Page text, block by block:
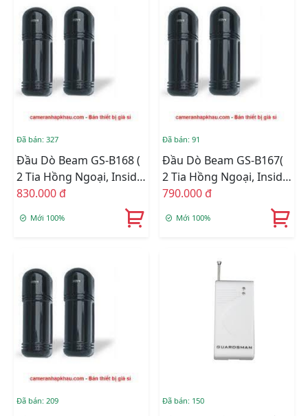
Đã bán: 327
Đầu Dò Beam GS-B168 (
2 Tia Hồng Ngoại, Inside
150m, Outside 70m )
830.000 đ
Mới 100%
Đã bán: 91
Đầu Dò Beam GS-B167(
2 Tia Hồng Ngoại, Inside
100m, Outside 50m )
790.000 đ
Mới 100%
Đã bán: 209 Đã bán: 150